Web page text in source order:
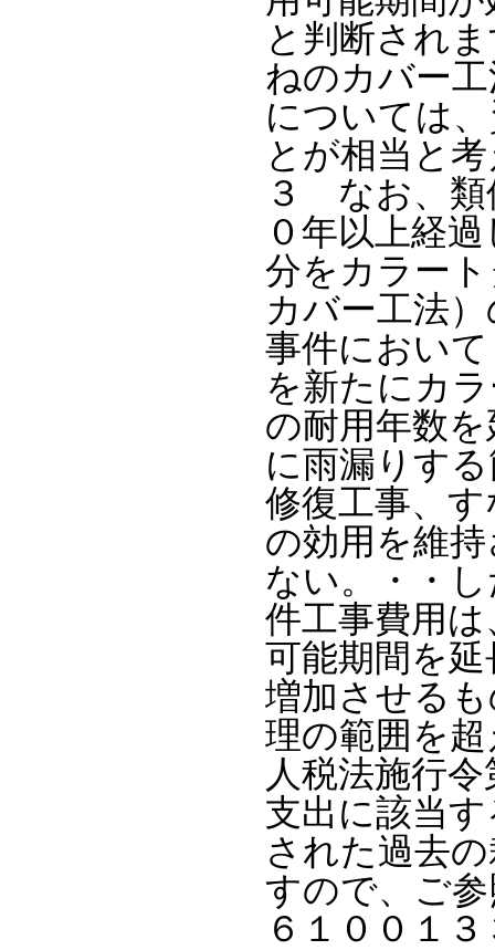
と判断され
ねのカバー
については
とが相当と
３ なお、類
０年以上経
分をカラー
カバー工法
事件におい
を新たにカ
の耐用年数
に雨漏りす
修復工事、
の効用を維
ない。・・
件工事費用
可能期間を
増加させる
理の範囲を
人税法施行
支出に該当
された過去
すので、ご
６１００１